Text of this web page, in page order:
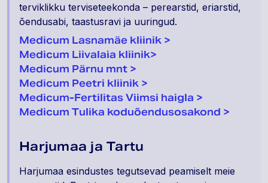
terviklikku terviseteekonda – perearstid, eriarstid,
õendusabi, taastusravi ja uuringud.
Medicum Lasnamäe kliinik >
Medicum Liivalaia kliinik>
Medicum Pärnu mnt >
Medicum Peetri kliinik >
Medicum-Fertilitas Viimsi haigla >
Medicum Tulika koduõendusosakond >
Harjumaa ja Tartu
Harjumaa esindustes tegutsevad peamiselt meie